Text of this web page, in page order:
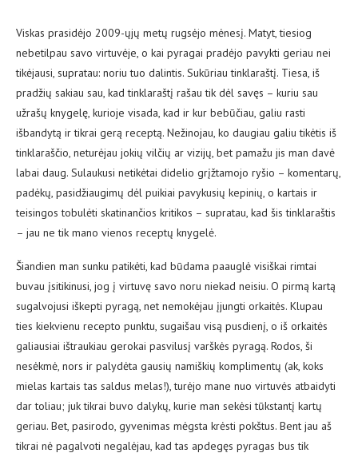
Viskas prasidėjo 2009-ųjų metų rugsėjo mėnesį. Matyt, tiesiog
nebetilpau savo virtuvėje, o kai pyragai pradėjo pavykti geriau nei
tikėjausi, supratau: noriu tuo dalintis. Sukūriau tinklaraštį. Tiesa, iš
pradžių sakiau sau, kad tinklaraštį rašau tik dėl savęs – kuriu sau
užrašų knygelę, kurioje visada, kad ir kur bebūčiau, galiu rasti
išbandytą ir tikrai gerą receptą. Nežinojau, ko daugiau galiu tikėtis iš
tinklaraščio, neturėjau jokių vilčių ar vizijų, bet pamažu jis man davė
labai daug. Sulaukusi netikėtai didelio grįžtamojo ryšio – komentarų,
padėkų, pasidžiaugimų dėl puikiai pavykusių kepinių, o kartais ir
teisingos tobulėti skatinančios kritikos – supratau, kad šis tinklaraštis
– jau ne tik mano vienos receptų knygelė.
Šiandien man sunku patikėti, kad būdama paauglė visiškai rimtai
buvau įsitikinusi, jog į virtuvę savo noru niekad neisiu. O pirmą kartą
sugalvojusi iškepti pyragą, net nemokėjau įjungti orkaitės. Klupau
ties kiekvienu recepto punktu, sugaišau visą pusdienį, o iš orkaitės
galiausiai ištraukiau gerokai pasvilusį varškės pyragą. Rodos, ši
nesėkmė, nors ir palydėta gausių namiškių komplimentų (ak, koks
mielas kartais tas saldus melas!), turėjo mane nuo virtuvės atbaidyti
dar toliau; juk tikrai buvo dalykų, kurie man sekėsi tūkstantį kartų
geriau. Bet, pasirodo, gyvenimas mėgsta krėsti pokštus. Bent jau aš
tikrai nė pagalvoti negalėjau, kad tas apdegęs pyragas bus tik